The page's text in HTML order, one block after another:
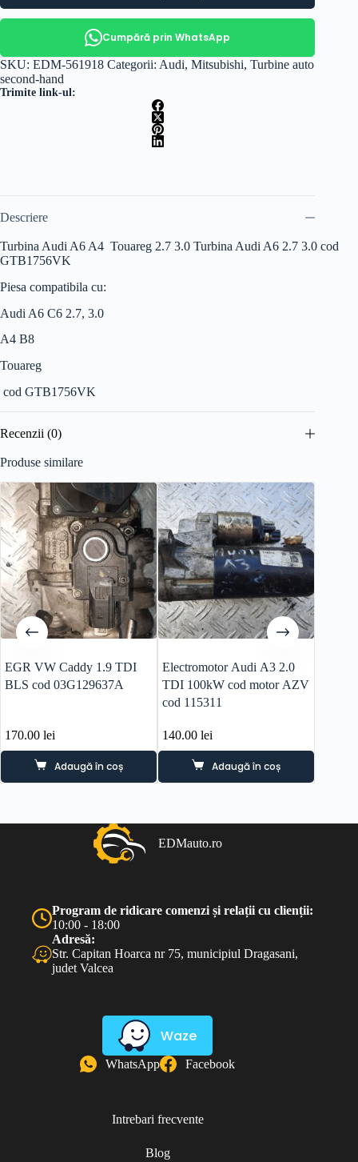
Cumpără prin WhatsApp
SKU: EDM-561918 Categorii: Audi, Mitsubishi, Turbine auto
second-hand
Trimite link-ul:
Descriere
Turbina Audi A6 A4 Touareg 2.7 3.0 Turbina Audi A6 2.7 3.0 cod
GTB1756VK
Piesa compatibila cu:
Audi A6 C6 2.7, 3.0
A4 B8
Touareg
cod GTB1756VK
Recenzii (0)
Produse similare
EGR VW Caddy 1.9 TDI
BLS cod 03G129637A
170.00 lei
Adaugă în coș
Electromotor Audi A3 2.0
TDI 100kW cod motor AZV
cod 115311
140.00lei
Adaugă în coș
EDMauto.ro
Program de ridicare comenzi și relații cu clienții:
10:00 - 18:00
Adresă:
Str. Capitan Hoarca nr 75, municipiul Dragasani,
judet Valcea
Waze
WhatsApp Facebook
Intrebari frecvente
Blog